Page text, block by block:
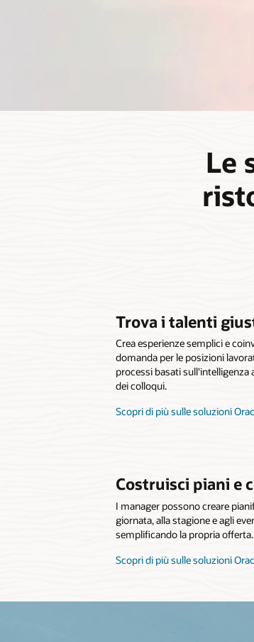
Le
Trova i talenti
Crea esperienze semplici e
domanda per le posizioni
processi basati
dei colloqui.
Scopri di più sulle soluzioni
Costruisci piani e
I manager possono creare
giornata, alla stagione e agli
semplificando la propria offerta.
Scopri di più sulle soluzioni